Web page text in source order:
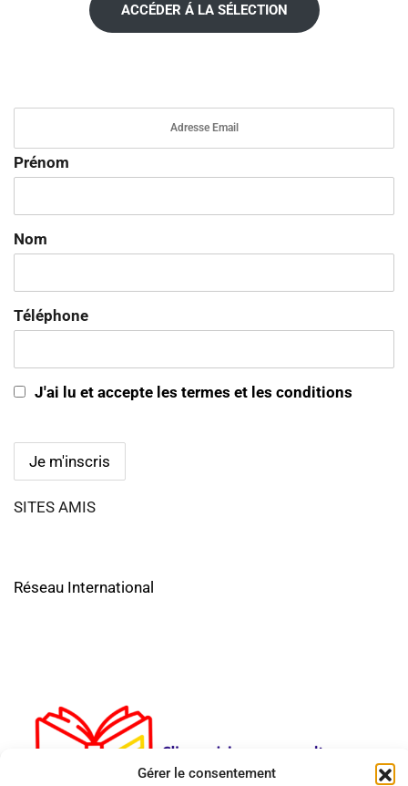
Gérer le consentement
ACCÉDER Á LA SÉLECTION
Prénom
Nom
Téléphone
J'ai lu et accepte les termes et les conditions
SITES AMIS
Réseau International